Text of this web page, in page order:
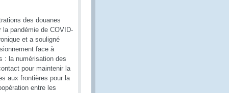
des douanes
pandémie de COVID-
et a souligné
face à
: la numérisation des
pour maintenir la
aux frontières pour la
entre les